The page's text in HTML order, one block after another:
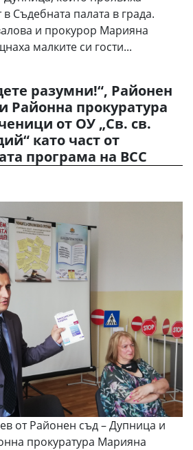
в Съдебната палата в града.
и прокурор Марияна
малките си гости...
разумни!“, Районен
Районна прокуратура
от ОУ „Св. св.
като част от
програма на ВСС
от Районен съд – Дупница и
прокуратура Марияна